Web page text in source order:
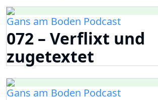
Gans am Boden Podcast
072 – Verflixt und
zugetextet
Gans am Boden Podcast